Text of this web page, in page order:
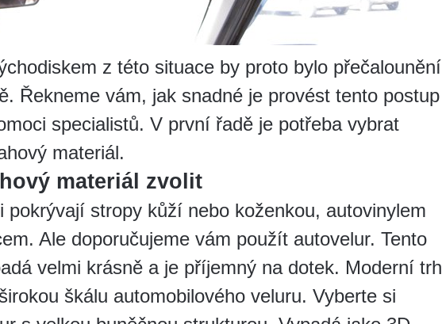
z této situace by proto bylo přečalounění
Řekneme vám, jak snadné je provést tento postup
specialistů. V první řadě je potřeba vybrat
materiál.
materiál zvolit
pokrývají stropy kůží nebo koženkou, autovinylem
Ale doporučujeme vám použít autovelur. Tento
velmi krásně a je příjemný na dotek. Moderní trh
škálu automobilového veluru. Vyberte si